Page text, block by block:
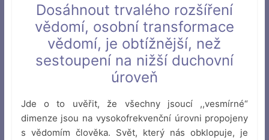
Dosáhnout trvalého rozšíření
vědomí, osobní transformace
vědomí, je obtížnější, než
sestoupení na nižší duchovní
úroveň
Jde o to uvěřit, že všechny jsoucí ,,vesmírné“
dimenze jsou na vysokofrekvenční úrovni propojeny
s vědomím člověka. Svět, který nás obklopuje, je